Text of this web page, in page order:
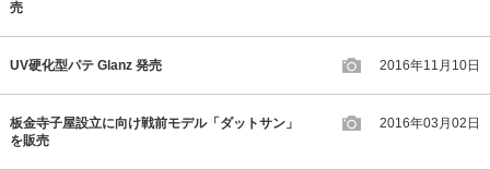
売
UV硬化型パテ Glanz 発売 2016年11月10日
板金寺子屋設立に向け戦前モデル「ダットサン」
を販売
2016年03月02日